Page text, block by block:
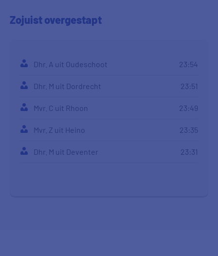
Zojuistovergestapt
Dhr. A uit Oudeschoot 23:54
Dhr. M uit Dordrecht 23:51
Mvr. C uit Rhoon 23:49
Mvr. Z uit Heino 23:35
Dhr. M uit Deventer 23:31